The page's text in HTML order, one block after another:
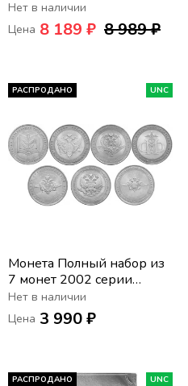
книга»
Нет в наличии
Цена 8 189 ₽ 8 989 ₽
РАСПРОДАНО UNC
Монета Полный набор из
7 монет 2002 серии
«Министерства РФ»,
мешковая сохранность
Нет в наличии
Цена 3 990 ₽
РАСПРОДАНО UNC